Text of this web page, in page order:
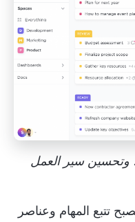
وتحسين سير العمل
تتبع المهام وعناصر